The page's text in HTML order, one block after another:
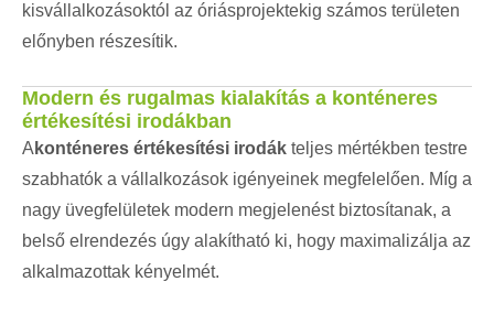
kisvállalkozásoktól az óriásprojektekig számos területen
előnyben részesítik.
Modern és rugalmas kialakítás a konténeres
értékesítési irodákban
A konténeres értékesítési irodák teljes mértékben testre
szabhatók a vállalkozások igényeinek megfelelően. Míg a
nagy üvegfelületek modern megjelenést biztosítanak, a
belső elrendezés úgy alakítható ki, hogy maximalizálja az
alkalmazottak kényelmét.